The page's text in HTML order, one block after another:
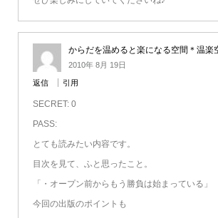
からだを温めると楽になる空間＊温楽
2010年 8月 19日
返信 引用
SECRET: 0
PASS:
とても読みたい内容です。
目次を見て、ふと思ったこと。
「・オープン前からもう勝負は始まっている」
今回の出版のポイントも